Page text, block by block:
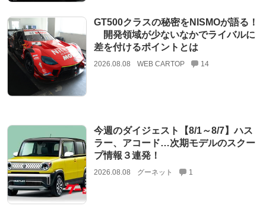
GT500クラスの秘密をNISMOが語る！
開発領域が少ないなかでライバルに
差を付けるポイントとは
2026.08.08 WEB CARTOP 14
今週のダイジェスト【8/1～8/7】ハス
ラー、アコード…次期モデルのスクー
プ情報３連発！
2026.08.08 グーネット 1